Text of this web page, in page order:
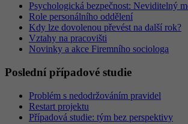
Psychologická bezpečnost: Neviditelný
Role personálního oddělení
Kdy lze dovolenou převést na další rok?
Vztahy na pracovišti
Novinky a akce Firemního sociologa
Poslední případové studie
Problém s nedodržováním pravidel
Restart projektu
Případová studie: tým bez perspektivy